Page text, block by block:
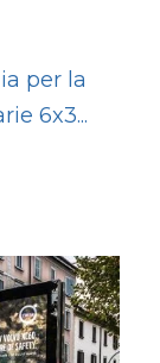
per la
6x3